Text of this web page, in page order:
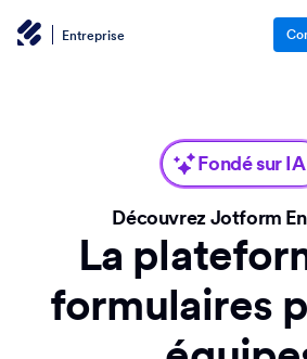
Entreprise
Fondé sur IA
Découvrez Jotform
La
formulaires